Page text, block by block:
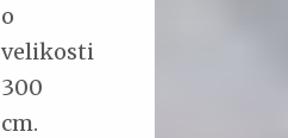
o
velikosti
300
cm.